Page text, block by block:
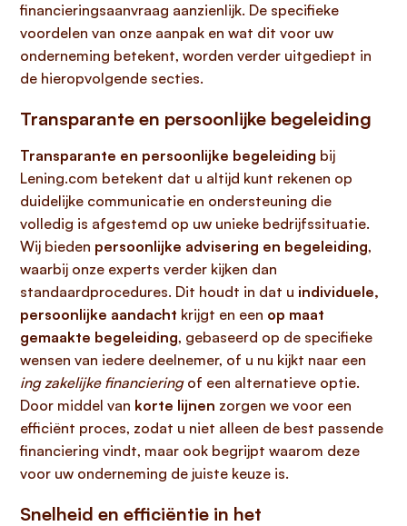
financieringsaanvraag aanzienlijk. De specifieke
voordelen van onze aanpak en wat dit voor uw
onderneming betekent, worden verder uitgediept in
de hieropvolgende secties.
Transparante en persoonlijke begeleiding
Transparante en persoonlijke begeleiding bij
Lening.com betekent dat u altijd kunt rekenen op
duidelijke communicatie en ondersteuning die
volledig is afgestemd op uw unieke bedrijfssituatie.
Wij bieden persoonlijke advisering en begeleiding,
waarbij onze experts verder kijken dan
standaardprocedures. Dit houdt in dat u individuele,
persoonlijke aandacht krijgt en een op maat
gemaakte begeleiding, gebaseerd op de specifieke
wensen van iedere deelnemer, of u nu kijkt naar een
ing zakelijke financieringof een alternatieve optie.
Door middel van korte lijnen zorgen we voor een
efficiënt proces, zodat u niet alleen de best passende
financiering vindt, maar ook begrijpt waarom deze
voor uw onderneming de juiste keuze is.
Snelheid en efficiëntie in het